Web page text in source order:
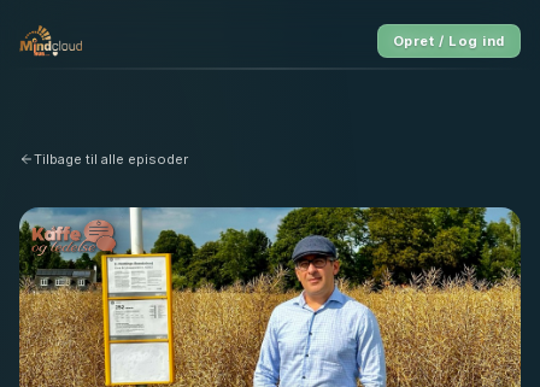
Opret / Log ind
Tilbage til alle episoder